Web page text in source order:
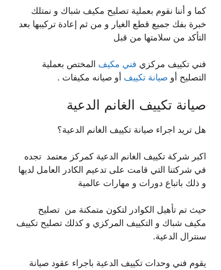
كما و أننا نقوم بعملية تصليح مكيف شباك و نمتلك
خبرة بفك جميع قطع الغيار و من ثم إعادة تركيبها بعد
التأكد من سلامتها من قبل
فني تكييف مركزي فني مكيف المختص بعملية
التصليح أو صيانة تكييف أو صيانه مكيفات .
صيانة تكييف الغانم الدعية
هل تريد اجراء صيانة تكييف الغانم الدعية؟
اكبر شركة تكييف الغانم الدعية كمركز معتمد تجده
في شركتنا التي قامت على تدعيم الكادر العامل لديها
و ذلك باتباع دورات و مهارات عالمية
حيث تم تأهيل الكوادر لتكون متمكنة من تصليح
مكيف شباك و التكييف المركزي و كذلك تصليح تكييف
سنترال الدعية.
يقوم فني وحدات تكييف الدعية باجراء عقود صيانة